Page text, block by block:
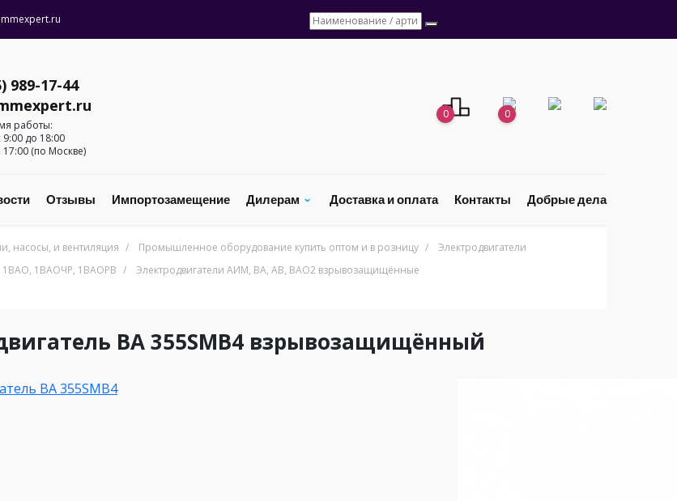
989-17-44
работы:
9:00 до 18:00
17:00 (по Москве)
0 0
Отзывы Импортозамещение Дилерам Доставка и оплата Контакты Добрые дела
насосы, и вентиляция / Промышленное оборудование купить оптом и в розницу /
Электродвигатели
1ВАО, 1ВАОЧР, 1ВАОРВ /
Электродвигатели АИМ, ВА, АВ, ВАО2 взрывозащищённые
BA 355SMB4 взрывозащищённый